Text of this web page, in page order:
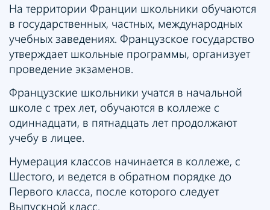
На территории Франции школьники обучаются
в государственных, частных, международных
учебных заведениях. Французское государство
утверждает школьные программы, организует
проведение экзаменов.
Французские школьники учатся в начальной
школе с трех лет, обучаются в коллеже с
одиннадцати, в пятнадцать лет продолжают
учебу в лицее.
Нумерация классов начинается в коллеже, с
Шестого, и ведется в обратном порядке до
Первого класса, после которого следует
Выпускной класс.